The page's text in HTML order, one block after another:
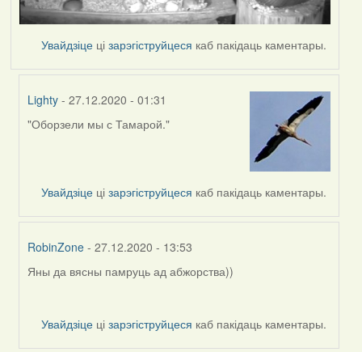
Увайдзіце цізарэгіструйцеся каб пакідаць каментары.
Lighty - 27.12.2020 - 01:31
In
Peregrinus
"Оборзели мы с Тамарой."
Увайдзіце цізарэгіструйцеся каб пакідаць каментары.
RobinZone - 27.12.2020 - 13:53
In
Яны да вясны памруць ад абжорства))
Увайдзіце цізарэгіструйцеся каб пакідаць каментары.